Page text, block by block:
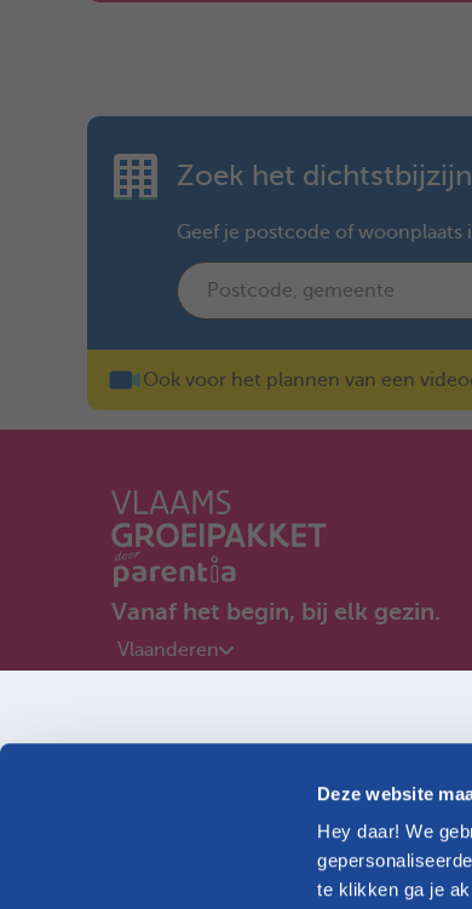
Deze website
Hey daar! We
te klikken ga je
Ontdek onze informatie op maat van jouw gezin
Zoek het
Geef je postcode of woonplaats
Ook voor het plannen van een
Vanaf het begin, bij elk gezin.
Vlaanderen